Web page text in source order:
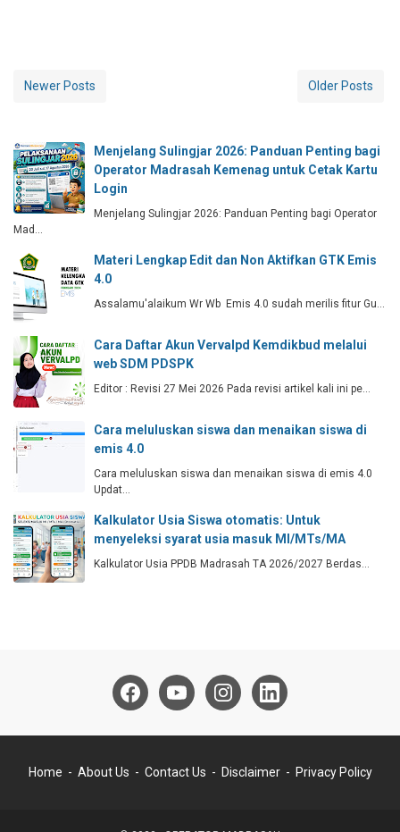
Newer Posts Older Posts
Menjelang Sulingjar 2026: Panduan Penting bagi
Operator Madrasah Kemenag untuk Cetak Kartu
Login
Menjelang Sulingjar 2026: Panduan Penting bagi Operator
Mad…
Materi Lengkap Edit dan Non Aktifkan GTK Emis
4.0
Assalamu'alaikum Wr Wb Emis 4.0 sudah merilis fitur Gu…
Cara Daftar Akun Vervalpd Kemdikbud melalui
web SDM PDSPK
Editor : Revisi 27 Mei 2026 Pada revisi artikel kali ini pe…
Cara meluluskan siswa dan menaikan siswa di
emis 4.0
Cara meluluskan siswa dan menaikan siswa di emis 4.0
Updat…
Kalkulator Usia Siswa otomatis: Untuk
menyeleksi syarat usia masuk MI/MTs/MA
Kalkulator Usia PPDB Madrasah TA 2026/2027 Berdas…
Home About Us Contact Us Disclaimer Privacy Policy